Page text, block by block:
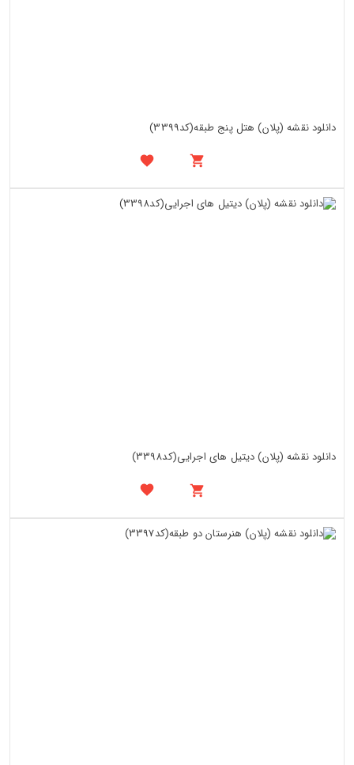
دانلود نقشه (پلان) هتل پنج طبقه(کد3399)
دانلود نقشه (پلان) دیتیل های اجرایی(کد3398)